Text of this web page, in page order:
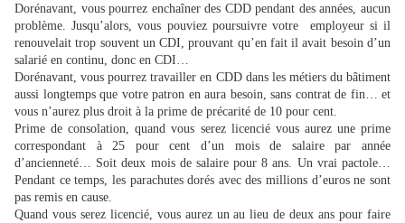
Dorénavant, vous pourrez enchaîner des CDD pendant des années, aucun
problème. Jusqu’alors, vous pouviez poursuivre votre employeur si il
renouvelait trop souvent un CDI, prouvant qu’en fait il avait besoin d’un
salarié en continu, donc en CDI…
Dorénavant, vous pourrez travailler en CDD dans les métiers du bâtiment
aussi longtemps que votre patron en aura besoin, sans contrat de fin… et
vous n’aurez plus droit à la prime de précarité de 10 pour cent.
Prime de consolation, quand vous serez licencié vous aurez une prime
correspondant à 25 pour cent d’un mois de salaire par année
d’ancienneté… Soit deux mois de salaire pour 8 ans. Un vrai pactole…
Pendant ce temps, les parachutes dorés avec des millions d’euros ne sont
pas remis en cause.
Quand vous serez licencié, vous aurez un au lieu de deux ans pour faire